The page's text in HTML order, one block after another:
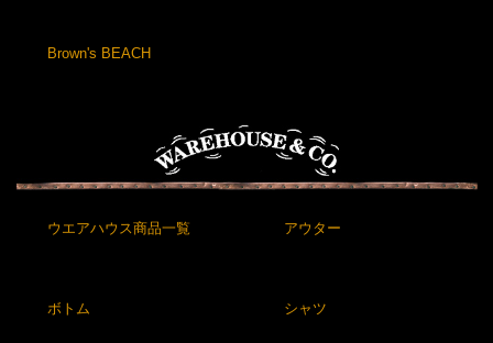
Brown's BEACH
ウエアハウス商品一覧 アウター
ボトム シャツ